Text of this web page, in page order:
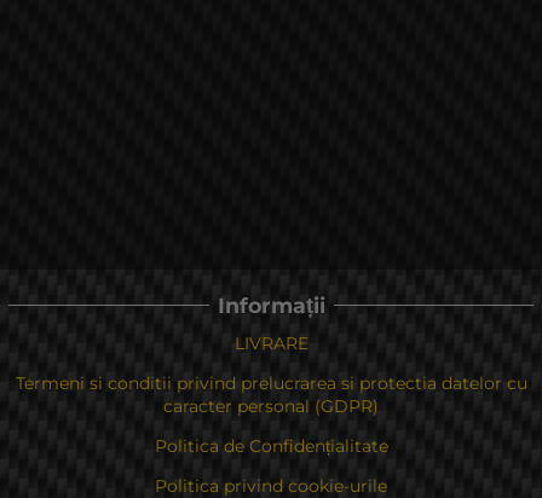
Informații
LIVRARE
Termeni si conditii privind prelucrarea si protectia datelor cu
caracter personal (GDPR)
Politica de Confidențialitate
Politica privind cookie-urile